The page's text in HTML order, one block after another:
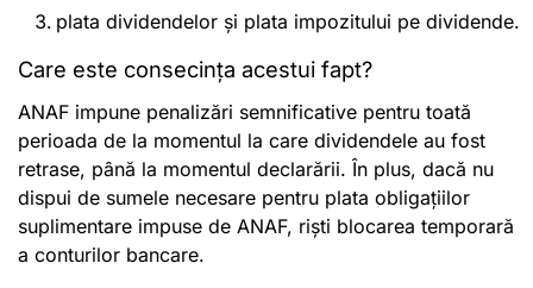
plata dividendelor și plata impozitului pe dividende.
Care este consecința acestui fapt?
ANAF impune penalizări semnificative pentru toată
perioada de la momentul la care dividendele au fost
retrase, până la momentul declarării. În plus, dacă nu
dispui de sumele necesare pentru plata obligațiilor
suplimentare impuse de ANAF, riști blocarea temporară
a conturilor bancare.